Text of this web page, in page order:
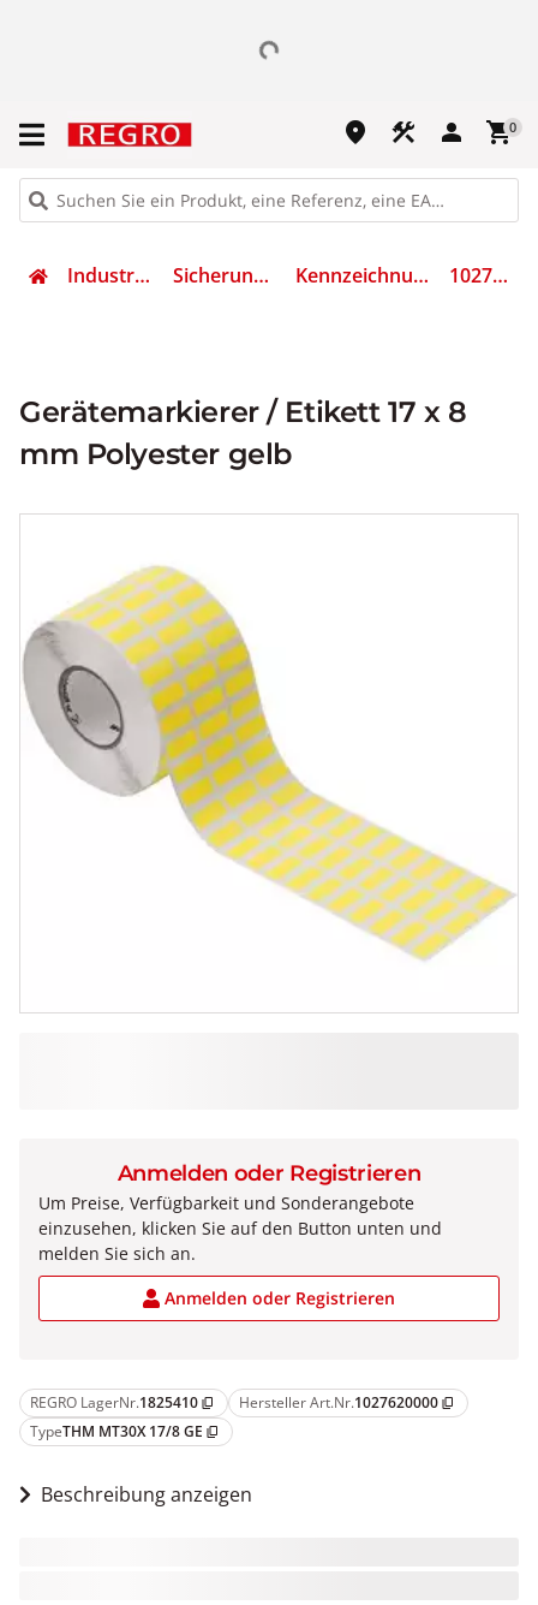
place construction person shopping_cart0
Industrietechnik Sicherungsmaterial Kennzeichnungsmaterial 1027620000
Gerätemarkierer / Etikett 17 x 8
mm Polyester gelb
REGRO LagerNr.1825410 content_copy Hersteller Art.Nr.1027620000 content_copy
TypeTHM MT30X 17/8 GE content_copy
Beschreibung anzeigen
Anmelden oder Registrieren
Um Preise, Verfügbarkeit und Sonderangebote
einzusehen, klicken Sie auf den Button unten und
melden Sie sich an.
Anmelden oder Registrieren